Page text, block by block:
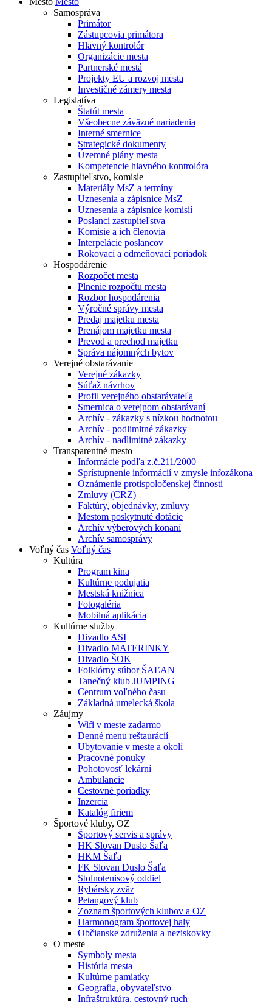
Samospráva
Primátor
Zástupcovia primátora
Hlavný kontrolór
Organizácie mesta
Partnerské mestá
Projekty EU a rozvoj mesta
Investičné zámery mesta
Legislatíva
Štatút mesta
Všeobecne záväzné nariadenia
Interné smernice
Strategické dokumenty
Územné plány mesta
Kompetencie hlavného kontrolóra
Zastupiteľstvo, komisie
Materiály MsZ a termíny
Uznesenia a zápisnice MsZ
Uznesenia a zápisnice komisií
Poslanci zastupiteľstva
Komisie a ich členovia
Interpelácie poslancov
Rokovací a odmeňovací poriadok
Hospodárenie
Rozpočet mesta
Plnenie rozpočtu mesta
Rozbor hospodárenia
Výročné správy mesta
Predaj majetku mesta
Prenájom majetku mesta
Prevod a prechod majetku
Správa nájomných bytov
Verejné obstarávanie
Verejné zákazky
Súťaž návrhov
Profil verejného obstarávateľa
Smernica o verejnom obstarávaní
Archív - zákazky s nízkou hodnotou
Archív - podlimitné zákazky
Archív - nadlimitné zákazky
Transparentné mesto
Informácie podľa z.č.211/2000
Sprístupnenie informácií v zmysle infozákona
Oznámenie protispoločenskej činnosti
Zmluvy (CRZ)
Faktúry, objednávky, zmluvy
Mestom poskytnuté dotácie
Archív výberových konaní
Archív samosprávy
Voľný čas Voľný čas
Kultúra
Program kina
Kultúrne podujatia
Mestská knižnica
Fotogaléria
Mobilná aplikácia
Kultúrne služby
Divadlo ASI
Divadlo MATERINKY
Divadlo ŠOK
Folklórny súbor ŠAĽAN
Tanečný klub JUMPING
Centrum voľného času
Základná umelecká škola
Záujmy
Wifi v meste zadarmo
Denné menu reštaurácií
Ubytovanie v meste a okolí
Pracovné ponuky
Pohotovosť lekární
Ambulancie
Cestovné poriadky
Inzercia
Katalóg firiem
Športové kluby, OZ
Športový servis a správy
HK Slovan Duslo Šaľa
HKM Šaľa
FK Slovan Duslo Šaľa
Stolnotenisový oddiel
Rybársky zväz
Petangový klub
Zoznam športových klubov a OZ
Harmonogram športovej haly
Občianske združenia a neziskovky
O meste
Symboly mesta
História mesta
Kultúrne pamiatky
Geografia, obyvateľstvo
Infraštruktúra, cestovný ruch